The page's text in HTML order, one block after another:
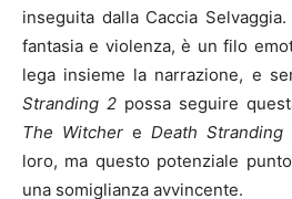
inseguita dalla Caccia
fantasia e violenza, è un filo
lega insieme la narrazione, e
Stranding 2possa seguire
The Witchere Death Stranding
loro, ma questo potenziale
una somiglianza avvincente.